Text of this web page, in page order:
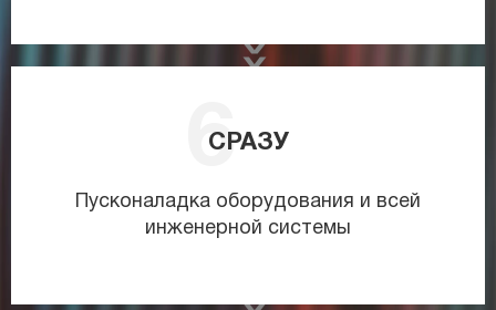
СРАЗУ
Пусконаладка оборудования и всей
инженерной системы